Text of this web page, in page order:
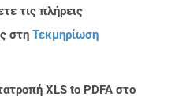
τις πλήρεις
στη Τεκμηρίωση
XLS to PDFA στο